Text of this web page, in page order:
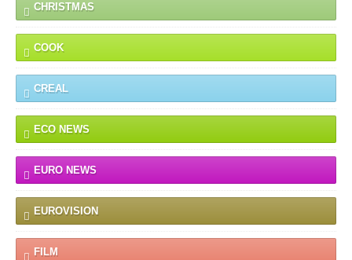
CHRISTMAS
COOK
CREAL
ECO NEWS
EURO NEWS
EUROVISION
FILM